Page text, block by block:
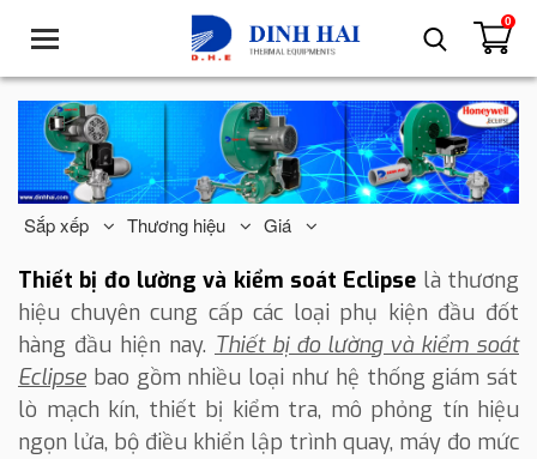
T
g
g
l
e
n
a
i
a
t
i
o
n
0
Sắp xếp Thương hiệu Giá
Thiết bị đo lường và kiểm soát Eclipse là thương
hiệu chuyên cung cấp các loại phụ kiện đầu đốt
hàng đầu hiện nay. Thiết bị đo lường và kiểm soát
Eclipse bao gồm nhiều loại như hệ thống giám sát
lò mạch kín, thiết bị kiểm tra, mô phỏng tín hiệu
ngọn lửa, bộ điều khiển lập trình quay, máy đo mức